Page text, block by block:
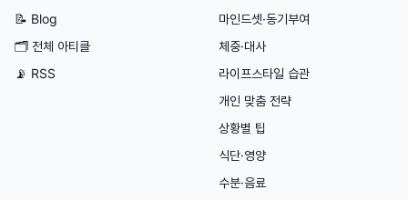
📝 Blog
🗂 전체 아티클
📡 RSS
마인드셋·동기부여
체중·대사
라이프스타일 습관
개인 맞춤 전략
상황별 팁
식단·영양
수분·음료